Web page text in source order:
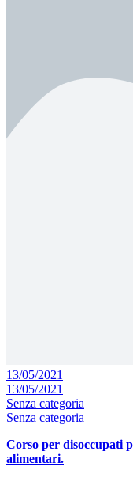
13/05/2021
13/05/2021
Senza categoria
Senza categoria
Corso per disoccupati
alimentari.